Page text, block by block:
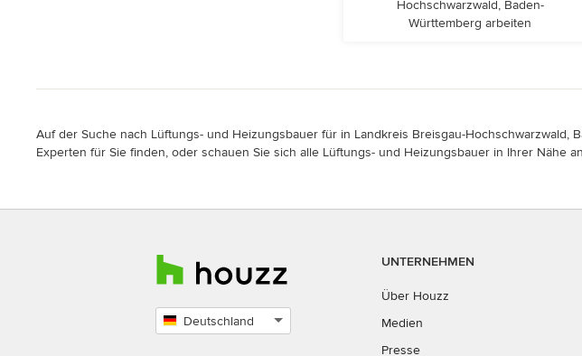
Hochschwarzwald, Baden-
Württemberg arbeiten
Auf der Suche nach Lüftungs- und Heizungsbauer für in Landkreis Breisgau-Hochschwarzwald,
Experten für Sie finden, oder schauen Sie sich alle Lüftungs- und Heizungsbauer in Ihrer Nähe
Deutschland
UNTERNEHMEN
Über Houzz
Medien
Presse